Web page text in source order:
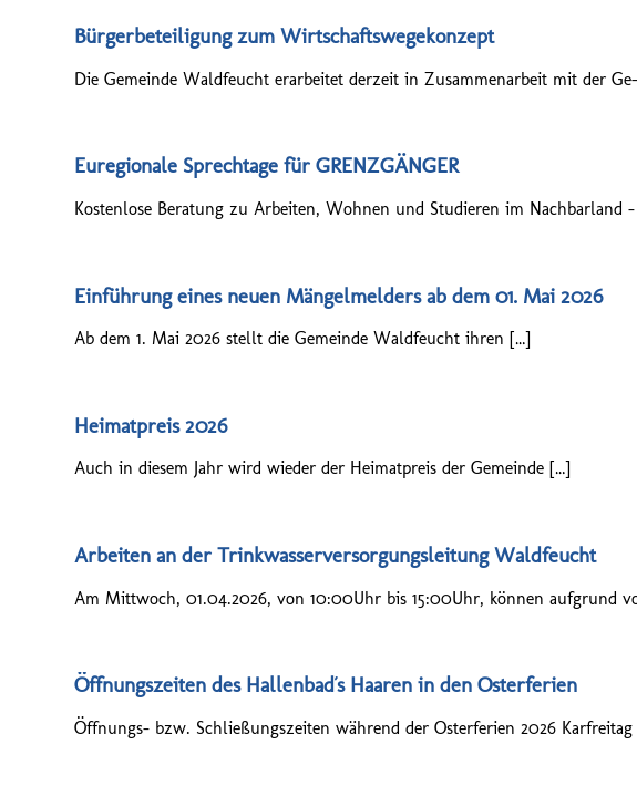
Bürgerbeteiligung zum Wirtschaftswegekonzept
Die Gemeinde Waldfeucht erarbeitet derzeit in Zusammenarbeit mit der
Euregionale Sprechtage für GRENZGÄNGER
Kostenlose Beratung zu Arbeiten, Wohnen und Studieren im Nachbarland
Einführung eines neuen Mängelmelders ab dem 01. Mai 2026
Ab dem 1. Mai 2026 stellt die Gemeinde Waldfeucht ihren […]
Heimatpreis 2026
Auch in diesem Jahr wird wieder der Heimatpreis der Gemeinde […]
Arbeiten an der Trinkwasserversorgungsleitung Waldfeucht
Am Mittwoch, 01.04.2026, von 10:00Uhr bis 15:00Uhr, können aufgrund
Öffnungszeiten des Hallenbad´s Haaren in den Osterferien
Öffnungs- bzw. Schließungszeiten während der Osterferien 2026